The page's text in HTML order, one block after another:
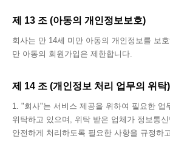
제 13 조 (아동의 개인정보보호)
회사는 만 14세 미만 아동의 개인정보를 보
만 아동의 회원가입은 제한합니다.
제 14 조 (개인정보 처리 업무의 위탁)
1. "회사"는 서비스 제공을 위하여 필요한 업
위탁하고 있으며, 위탁 받은 업체가 정보통
안전하게 처리하도록 필요한 사항을 규정하